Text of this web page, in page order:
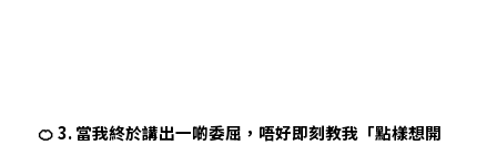
🍊 3. 當我終於講出一啲委屈，唔好即刻教我「點樣想開